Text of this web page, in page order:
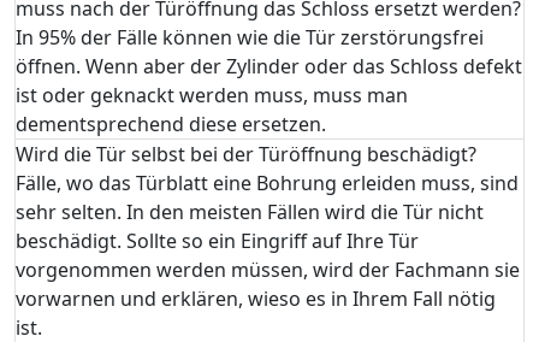
muss nach der Türöffnung das Schloss ersetzt werden?
In 95% der Fälle können wie die Tür zerstörungsfrei
öffnen. Wenn aber der Zylinder oder das Schloss defekt
ist oder geknackt werden muss, muss man
dementsprechend diese ersetzen.
Wird die Tür selbst bei der Türöffnung beschädigt?
Fälle, wo das Türblatt eine Bohrung erleiden muss, sind
sehr selten. In den meisten Fällen wird die Tür nicht
beschädigt. Sollte so ein Eingriff auf Ihre Tür
vorgenommen werden müssen, wird der Fachmann sie
vorwarnen und erklären, wieso es in Ihrem Fall nötig
ist.